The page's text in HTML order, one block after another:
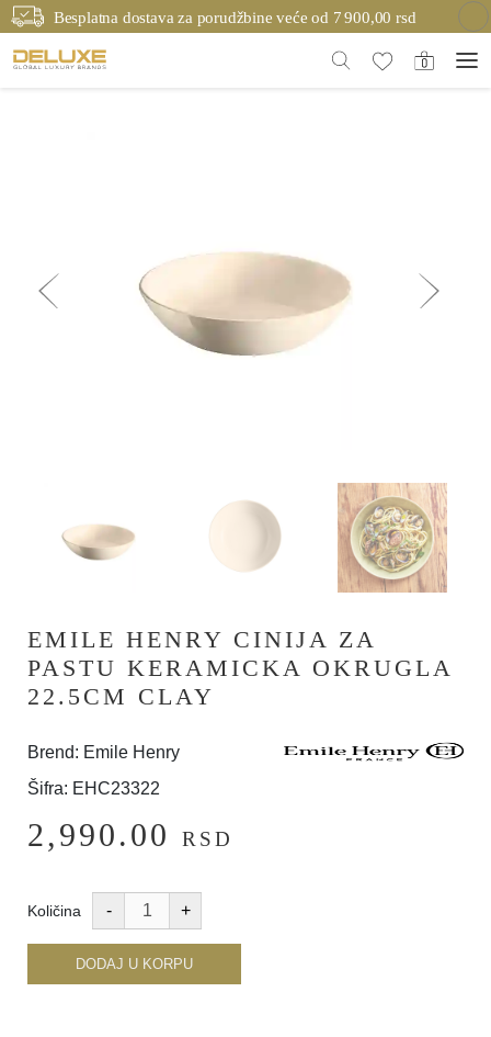
Besplatna dostava za porudžbine veće od 7 900,00 rsd
EMILE HENRY CINIJA ZA
PASTU KERAMICKA OKRUGLA
22.5CM CLAY
Brend: Emile Henry
Šifra: EHC23322
2,990.00 RSD
Količina
DODAJ U KORPU